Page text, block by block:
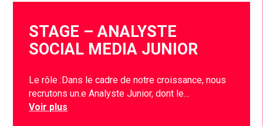
STAGE – ANALYSTE
SOCIAL MEDIA JUNIOR
Le rôle :Dans le cadre de notre croissance, nous
recrutons un.e Analyste Junior, dont le…
Voir plus